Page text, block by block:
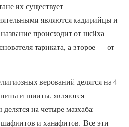
их существует
являются кадирийцы и
происходит от шейха
тариката, а второе — от
верований делятся на 4
и шииты, являются
на четыре мазхаба:
и ханафитов. Все эти